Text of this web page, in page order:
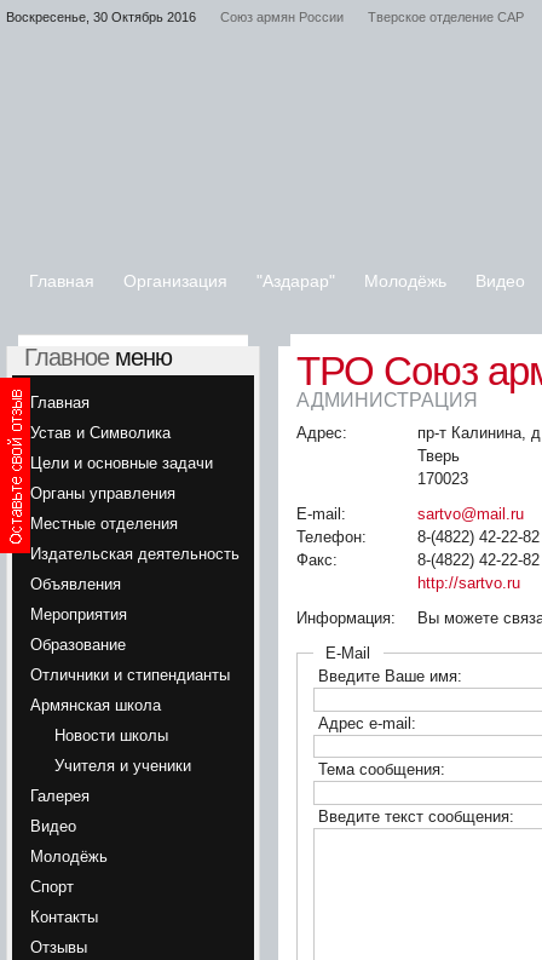
Воскресенье, 30 Октябрь 2016 Союз армян России Тверское отделение САР
Главная Организация "Аздарар" Молодёжь Видео
Главноеменю
Главная
Устав и Символика
Цели и основные задачи
Органы управления
Местные отделения
Издательская деятельность
Объявления
Мероприятия
Образование
Отличники и стипендианты
Армянская школа
Новости школы
Учителя и ученики
Галерея
Видео
Молодёжь
Спорт
Контакты
Отзывы
ТРО Союз
АДМИНИСТРАЦИЯ
Адрес:
пр-т Калинина,
Тверь
170023
E-mail:
sartvo@mail.ru
Телефон:
8-(4822) 42-22-82
Факс:
8-(4822) 42-22-82
http://sartvo.ru
Информация:
Вы можете
E-Mail
Введите Ваше имя:
Адрес e-mail:
Тема сообщения:
Введите текст сообщения: